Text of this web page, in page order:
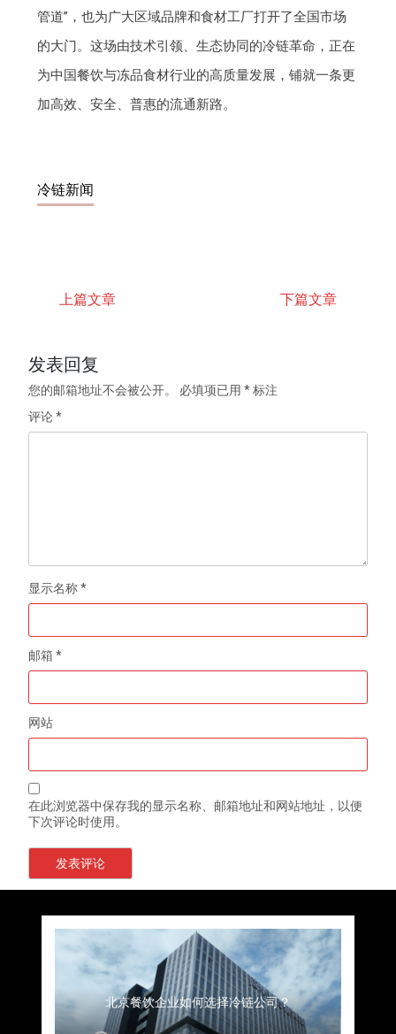
管道”，也为广大区域品牌和食材工厂打开了全国市场
的大门。这场由技术引领、生态协同的冷链革命，正在
为中国餐饮与冻品食材行业的高质量发展，铺就一条更
加高效、安全、普惠的流通新路。
冷链新闻
上篇文章 下篇文章
发表回复
您的邮箱地址不会被公开。 必填项已用*标注
评论*
显示名称*
邮箱*
网站
在此浏览器中保存我的显示名称、邮箱地址和网站地址，以便
下次评论时使用。
上海餐饮连锁加速，冷链配送如何破解冻品食材
流通难题？
杭州中央厨房布局餐饮连锁，冷链配送如何打通
关键一环
北京餐饮企业如何选择冷链公司？
深圳冷链物流如何护航餐饮连锁？冻品食材流通
全解析
北京餐饮仓配一体化的核心价值与落地实践解析
武汉冻品配送三要素：控温、时效、低成本如何
兼得？
重庆冷链布局解冻食材运输密码，餐饮连锁如何
稳控品质？